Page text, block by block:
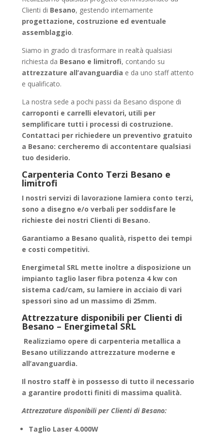
Clienti di Besano, gestendo internamente
progettazione, costruzione ed eventuale
assemblaggio.
Siamo in grado di trasformare in realtà qualsiasi
richiesta da Besano e limitrofi, contando su
attrezzature all’avanguardia e da uno staff attento
e qualificato.
La nostra sede a pochi passi da Besano dispone di
carroponti e carrelli elevatori, utili per
semplificare tutti i processi di costruzione.
Contattaci per richiedere un preventivo gratuito
a Besano: cercheremo di accontentare qualsiasi
tuo desiderio.
Carpenteria Conto Terzi Besano e
limitrofi
I nostri servizi di lavorazione lamiera conto terzi,
sono a disegno e/o verbali per soddisfare le
richieste dei nostri Clienti di Besano.
Garantiamo a Besano qualità, rispetto dei tempi
e costi competitivi.
Energimetal SRL mette inoltre a disposizione un
impianto taglio laser fibra potenza 4 kw con
sistema cad/cam, su lamiere in acciaio di vari
spessori sino ad un massimo di 25mm.
Attrezzature disponibili per Clienti di
Besano – Energimetal SRL
Realizziamo opere di carpenteria metallica a
Besano utilizzando attrezzature moderne e
all’avanguardia.
Il nostro staff è in possesso di tutto il necessario
a garantire prodotti finiti di massima qualità.
Attrezzature disponibili per Clienti di Besano:
Taglio Laser 4.000W